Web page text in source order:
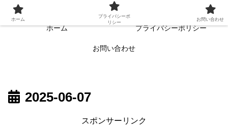
常に読者目線・読者ファーストを目指す!!
ホーム プライバシーポリシー
お問い合わせ
2025-06-07
スポンサーリンク
ホーム
プライバシーポ
リシー
お問い合わせ